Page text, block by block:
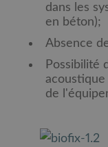
dans les
en béton);
Absence
Possibilité
de